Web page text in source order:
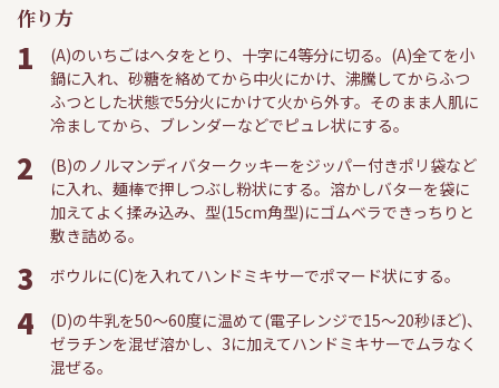
作り方
1
(A)のいちごはヘタをとり、十字に4等分に切る。(A)全てを小
鍋に入れ、砂糖を絡めてから中火にかけ、沸騰してからふつ
ふつとした状態で5分火にかけて火から外す。そのまま人肌に
冷ましてから、ブレンダーなどでピュレ状にする。
2
(B)のノルマンディバタークッキーをジッパー付きポリ袋など
に入れ、麺棒で押しつぶし粉状にする。溶かしバターを袋に
加えてよく揉み込み、型(15cm角型)にゴムベラできっちりと
敷き詰める。
3 ボウルに(C)を入れてハンドミキサーでポマード状にする。
4
(D)の牛乳を50〜60度に温めて(電子レンジで15～20秒ほど)、
ゼラチンを混ぜ溶かし、3に加えてハンドミキサーでムラなく
混ぜる。